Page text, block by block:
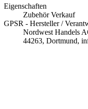
Eigenschaften
Zubehör Verkauf
GPSR - Hersteller /
Nordwest Handels
44263, Dortmund,